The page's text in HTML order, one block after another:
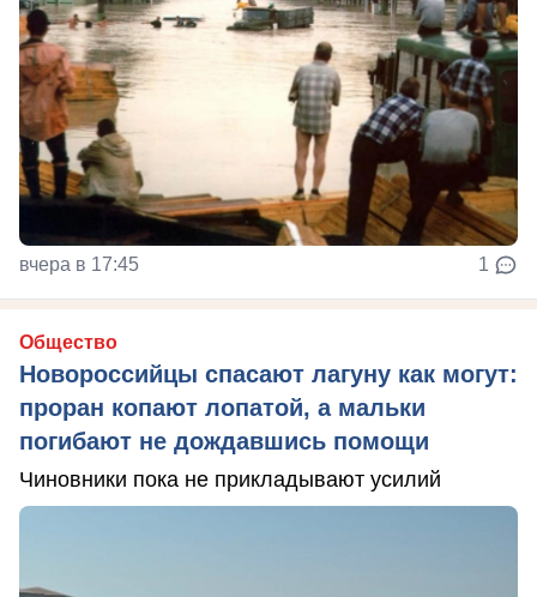
вчера в 17:45 1
Общество
Новороссийцы спасают лагуну как могут:
проран копают лопатой, а мальки
погибают не дождавшись помощи
Чиновники пока не прикладывают усилий